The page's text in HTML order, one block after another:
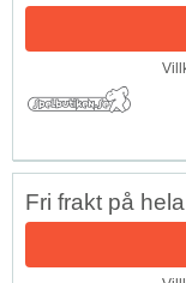
Fri frakt på